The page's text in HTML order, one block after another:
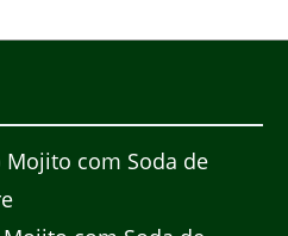
com Soda de